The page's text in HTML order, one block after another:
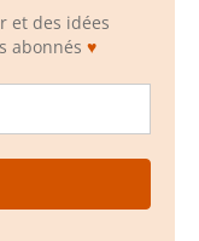
et des idées
abonnés ♥